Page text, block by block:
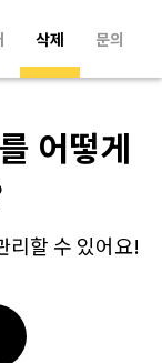
삭제 문의
어떻게
리할 수 있어요!